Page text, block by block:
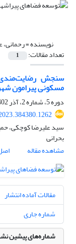
نویسنده =رحمانی،
تعداد مقالات: 1
سنجش
مسکونی پیرامون
دوره 5، شماره 2، آذر 1402، صفحه
سید علیرضا کوچکی،
بحرانی
مشاهده مقاله
مقالات آماده انتشار
شماره جاری
شماره‌های پیشین